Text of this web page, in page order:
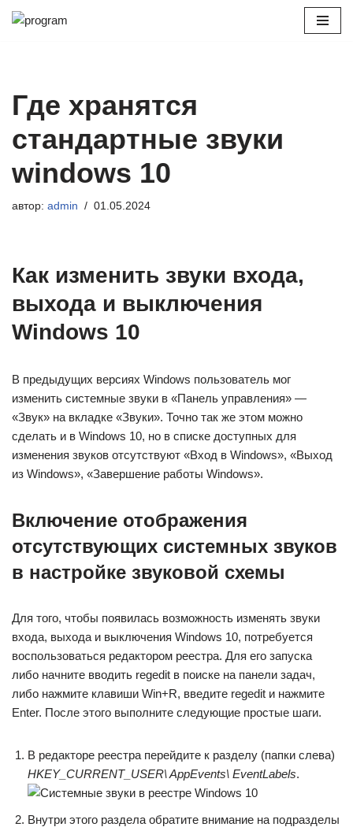
Где хранятся
стандартные звуки
windows 10
автор: admin 01.05.2024
Как изменить звуки входа,
выхода и выключения
Windows 10
В предыдущих версиях Windows пользователь мог
изменить системные звуки в «Панель управления» —
«Звук» на вкладке «Звуки». Точно так же этом можно
сделать и в Windows 10, но в списке доступных для
изменения звуков отсутствуют «Вход в Windows», «Выход
из Windows», «Завершение работы Windows».
Включение отображения
отсутствующих системных звуков
в настройке звуковой схемы
Для того, чтобы появилась возможность изменять звуки
входа, выхода и выключения Windows 10, потребуется
воспользоваться редактором реестра. Для его запуска
либо начните вводить regedit в поиске на панели задач,
либо нажмите клавиши Win+R, введите regedit и нажмите
Enter. После этого выполните следующие простые шаги.
В редакторе реестра перейдите к разделу (папки слева)
HKEY_CURRENT_USER\ AppEvents\ EventLabels.
Внутри этого раздела обратите внимание на подразделы